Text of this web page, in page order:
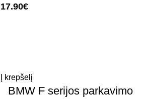
17.90€
Į krepšelį
BMW F serijos parkavimo